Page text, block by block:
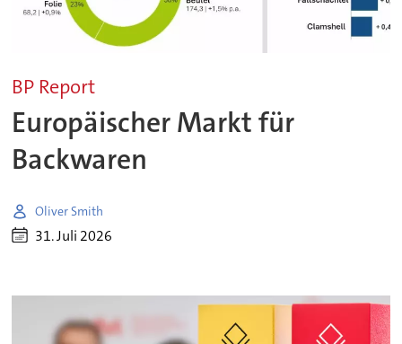
BP Report
Europäischer Markt für
Backwaren
Oliver Smith
31. Juli 2026